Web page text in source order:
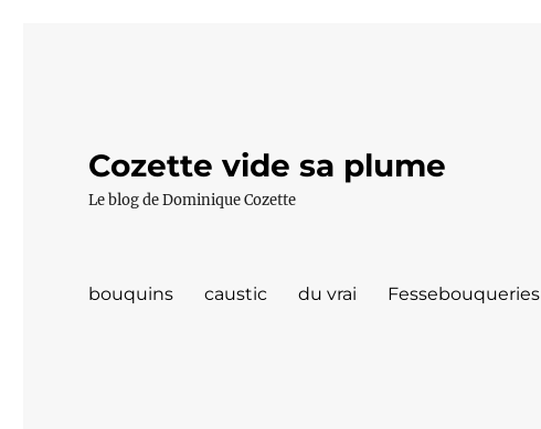
Cozette vide sa plume
Le blog de Dominique Cozette
bouquins caustic du vrai Fessebouqueries